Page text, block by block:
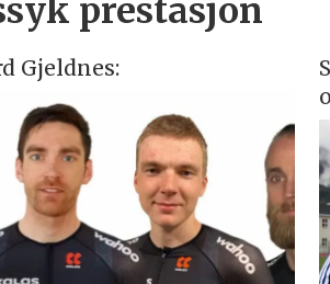
prestasjon
Gjeldnes: